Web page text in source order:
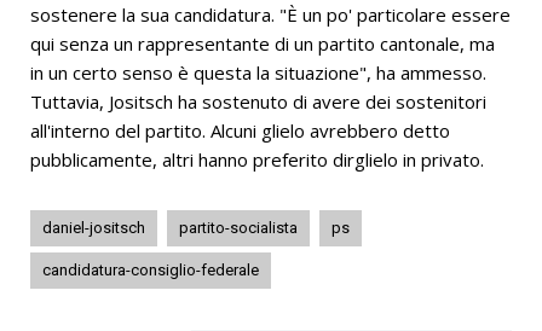
sostenere la sua candidatura. "È un po' particolare essere
qui senza un rappresentante di un partito cantonale, ma
in un certo senso è questa la situazione", ha ammesso.
Tuttavia, Jositsch ha sostenuto di avere dei sostenitori
all'interno del partito. Alcuni glielo avrebbero detto
pubblicamente, altri hanno preferito dirglielo in privato.
daniel-jositsch partito-socialista ps
candidatura-consiglio-federale